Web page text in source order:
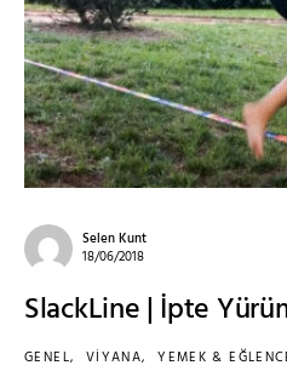
Selen Kunt
18/06/2018
SlackLine | İpte
GENEL VİYANA YEMEK &